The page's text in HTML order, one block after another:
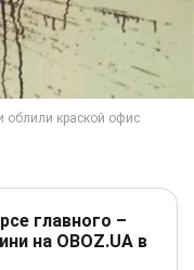
главного –
на OBOZ.UA в